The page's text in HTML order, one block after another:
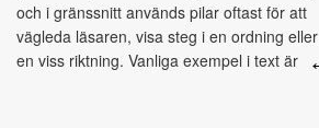
och i gränssnitt används pilar oftast för att
vägleda läsaren, visa steg i en ordning
en viss riktning. Vanliga exempel i text är